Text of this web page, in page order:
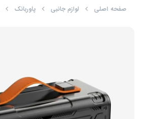
صفحه اصلی لوازم جانبی پاوربانک